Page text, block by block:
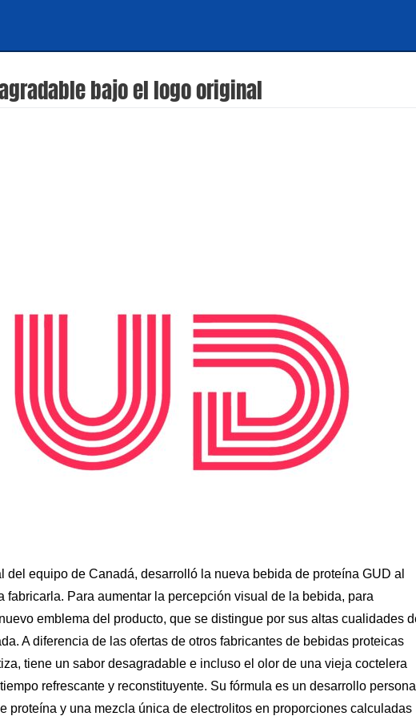
bajo el logo original
del equipo de Canadá, desarrolló la nueva bebida de proteína GUD al
fabricarla. Para aumentar la percepción visual de la bebida, para
emblema del producto, que se distingue por sus altas cualidades
A diferencia de las ofertas de otros fabricantes de bebidas proteicas
tiene un sabor desagradable e incluso el olor de una vieja coctelera
refrescante y reconstituyente. Su fórmula es un desarrollo
proteína y una mezcla única de electrolitos en proporciones calculadas